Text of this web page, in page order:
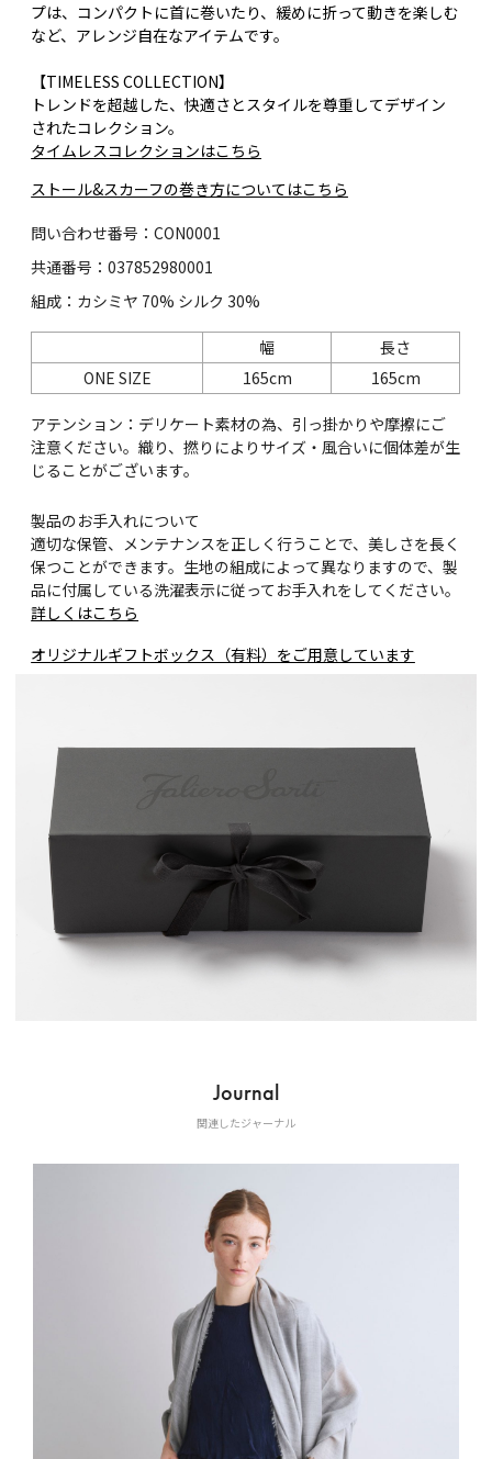
プは、コンパクトに首に巻いたり、緩めに折って動きを楽しむ
など、アレンジ自在なアイテムです。
【TIMELESS COLLECTION】
トレンドを超越した、快適さとスタイルを尊重してデザイン
されたコレクション。
タイムレスコレクションはこちら
ストール&スカーフの巻き方についてはこちら
問い合わせ番号：CON0001
共通番号：037852980001
組成：カシミヤ 70% シルク 30%
幅
長さ
ONE SIZE
165cm 165cm
アテンション：デリケート素材の為、引っ掛かりや摩擦にご
注意ください。織り、撚りによりサイズ・風合いに個体差が生
じることがございます。
製品のお手入れについて
適切な保管、メンテナンスを正しく行うことで、美しさを長く
保つことができます。生地の組成によって異なりますので、製
品に付属している洗濯表示に従ってお手入れをしてください。
詳しくはこちら
オリジナルギフトボックス（有料）をご用意しています
Journal
関連したジャーナル